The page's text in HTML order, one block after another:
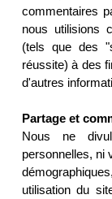
commentaires
nous utilisions
(tels que des
réussite) à des
d'autres
Partage et
Nous ne
personnelles, ni
utilisation du